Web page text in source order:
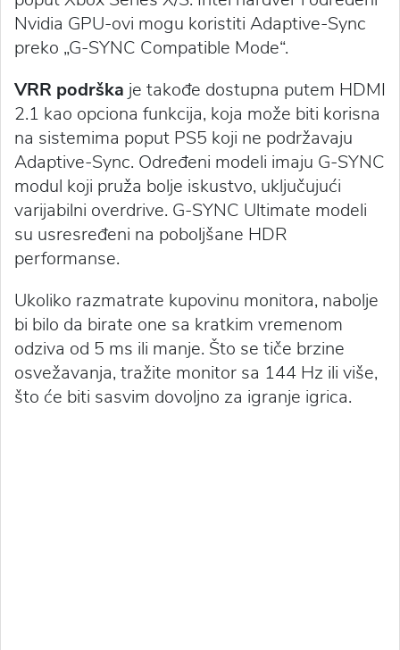
Nvidia GPU-ovi mogu koristiti Adaptive-Sync
preko „G-SYNC Compatible Mode“.
VRR podrška je takođe dostupna putem HDMI
2.1 kao opciona funkcija, koja može biti korisna
na sistemima poput PS5 koji ne podržavaju
Adaptive-Sync. Određeni modeli imaju G-SYNC
modul koji pruža bolje iskustvo, uključujući
varijabilni overdrive. G-SYNC Ultimate modeli
su usresređeni na poboljšane HDR
performanse.
Ukoliko razmatrate kupovinu monitora, nabolje
bi bilo da birate one sa kratkim vremenom
odziva od 5 ms ili manje. Što se tiče brzine
osvežavanja, tražite monitor sa 144 Hz ili više,
što će biti sasvim dovoljno za igranje igrica.